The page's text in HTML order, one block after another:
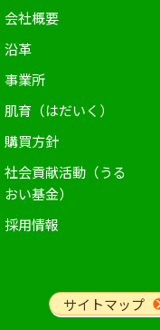
会社概要
沿革
事業所
肌育（はだいく）
購買方針
社会貢献活動（うる
おい基金）
採用情報
サイトマップ